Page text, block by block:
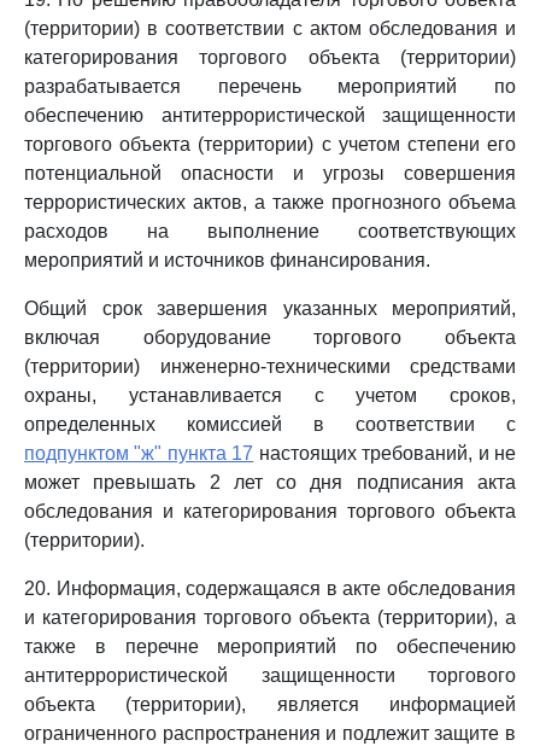
(территории) в соответствии с актом обследования и
категорирования торгового объекта (территории)
разрабатывается перечень мероприятий по
обеспечению антитеррористической защищенности
торгового объекта (территории) с учетом степени его
потенциальной опасности и угрозы совершения
террористических актов, а также прогнозного объема
расходов на выполнение соответствующих
мероприятий и источников финансирования.
Общий срок завершения указанных мероприятий,
включая оборудование торгового объекта
(территории) инженерно-техническими средствами
охраны, устанавливается с учетом сроков,
определенных комиссией в соответствии с
подпунктом "ж" пункта 17 настоящих требований, и не
может превышать 2 лет со дня подписания акта
обследования и категорирования торгового объекта
(территории).
20. Информация, содержащаяся в акте обследования
и категорирования торгового объекта (территории), а
также в перечне мероприятий по обеспечению
антитеррористической защищенности торгового
объекта (территории), является информацией
ограниченного распространения и подлежит защите в